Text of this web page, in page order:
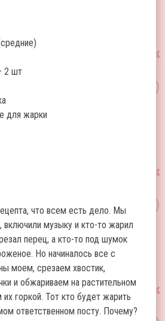
2 шт
для жарки
что всем есть дело. Мы
включили музыку и кто-то жарил
перец, а кто-то под шумок
Но начиналось все с
моем, срезаем хвостик,
и обжариваем на растительном
горкой. Тот кто будет жарить
ответственном посту. Почему?